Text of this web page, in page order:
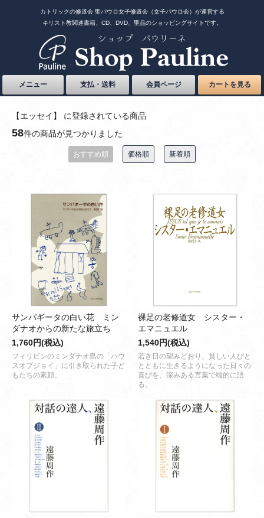
カトリックの修道会 聖パウロ女子修道会（女子パウロ会）が運営する
キリスト教関連書籍、CD、DVD、聖品のショッピングサイトです。
メニュー 支払・送料 会員ページ カートを見る
【エッセイ】 に登録されている商品
58件の商品が見つかりました
おすすめ順 価格順 新着順
サンパギータの白い花 ミン
ダナオからの新たな旅立ち
1,760円(税込)
フィリピンのミンダナオ島の「ハウ
スオブジョイ」に引き取られた子ど
もたちの素顔。
裸足の老修道女 シスター・
エマニュエル
1,540円(税込)
若き日の望みどおり、貧しい人びと
とともに生きるようになった日々の
喜びを、深みある言葉で端的に語
る。